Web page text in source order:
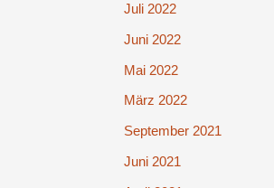
Juli 2022
Juni 2022
Mai 2022
März 2022
September 2021
Juni 2021